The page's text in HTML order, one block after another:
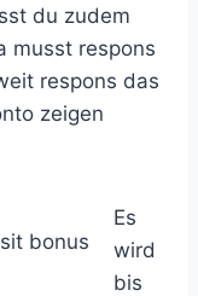
du zudem
musst respons
respons das
zeigen
Es
wird
bis